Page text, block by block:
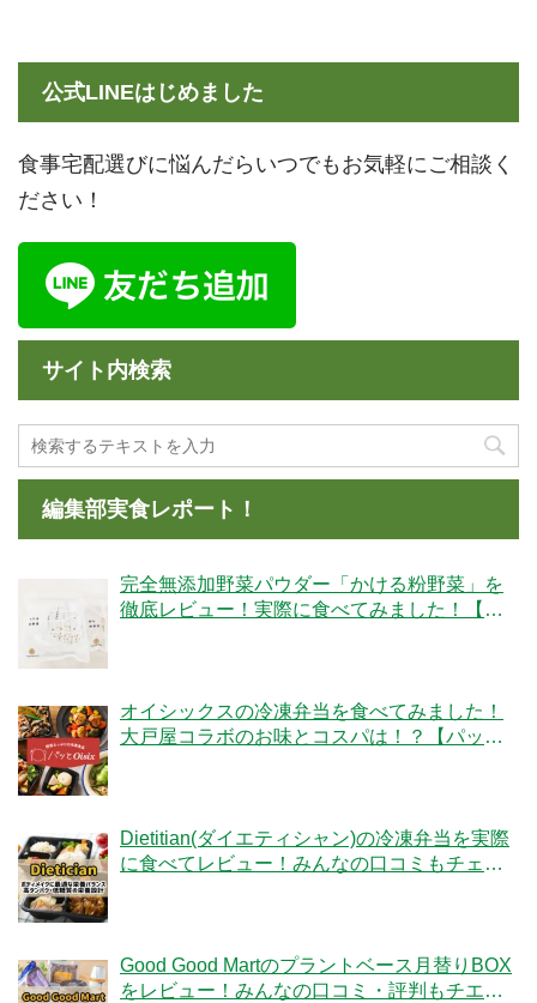
公式LINEはじめました
食事宅配選びに悩んだらいつでもお気軽にご相談く
ださい！
サイト内検索
編集部実食レポート！
完全無添加野菜パウダー「かける粉野菜」を
徹底レビュー！実際に食べてみました！【ベ
オイシックスの冷凍弁当を食べてみました！
大戸屋コラボのお味とコスパは！？【パッと
Dietitian(ダイエティシャン)の冷凍弁当を実際
に食べてレビュー！みんなの口コミもチェッ
Good Good Martのプラントベース月替りBOX
をレビュー！みんなの口コミ・評判もチエッ